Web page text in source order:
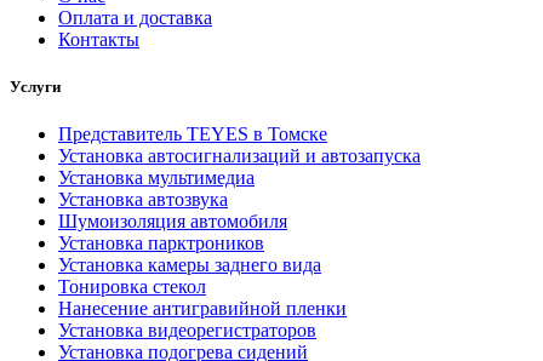
Оплата и доставка
Контакты
Услуги
Представитель TEYES в Томске
Установка автосигнализаций и автозапуска
Установка мультимедиа
Установка автозвука
Шумоизоляция автомобиля
Установка парктроников
Установка камеры заднего вида
Тонировка стекол
Нанесение антигравийной пленки
Установка видеорегистраторов
Установка подогрева сидений